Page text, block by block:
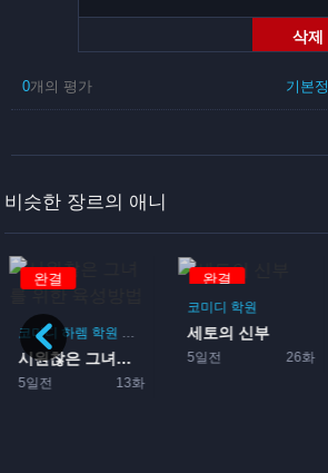
삭제
기본
0개의 평가
비슷한 장르의 애니
임
완결
코미디 하렘 학원 로맨스 게임
시원찮은 그녀를 위한 육성방...
5일전 13화
완결
코미디 학원
세토의 신부
5일전 26화